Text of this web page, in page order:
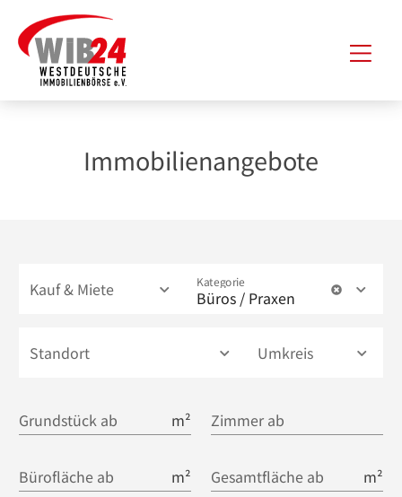
Inhalt
springen
Immobilienangebote
Kauf & Miete Kategorie
Büros / Praxen
Standort Umkreis
Grundstück ab m² Zimmer ab
Bürofläche ab m² Gesamtfläche ab m²